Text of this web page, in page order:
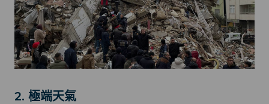
2. 極端天氣